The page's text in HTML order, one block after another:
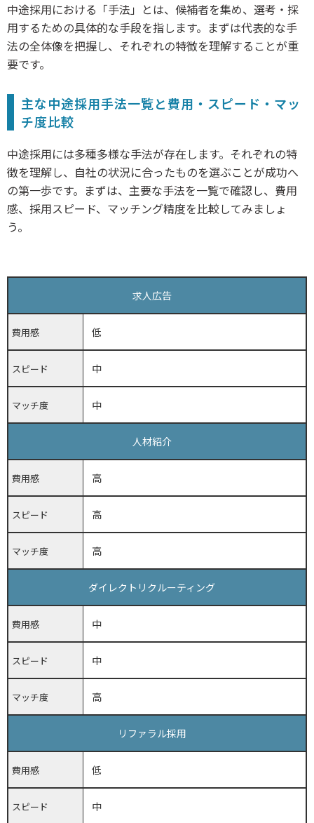
中途採用における「手法」とは、候補者を集め、選考・採
用するための具体的な手段を指します。まずは代表的な手
法の全体像を把握し、それぞれの特徴を理解することが重
要です。
主な中途採用手法一覧と費用・スピード・マッ
チ度比較
中途採用には多種多様な手法が存在します。それぞれの特
徴を理解し、自社の状況に合ったものを選ぶことが成功へ
の第一歩です。まずは、主要な手法を一覧で確認し、費用
感、採用スピード、マッチング精度を比較してみましょ
う。
求人広告
低
費用感
中
スピード
中
マッチ度
人材紹介
高
費用感
高
スピード
高
マッチ度
ダイレクトリクルーティング
中
費用感
中
スピード
高
マッチ度
リファラル採用
低
費用感
中
スピード